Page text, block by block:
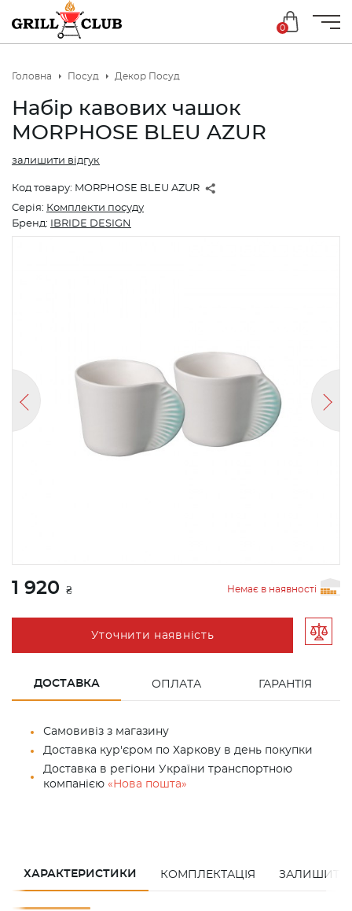
0
Головна Посуд Декор Посуд
Набір кавових чашок
MORPHOSE BLEU AZUR
Код товару: MORPHOSE BLEU AZUR
залишити відгук
Бренд: IBRIDE DESIGN
Серія: Комплекти посуду
1 920 ₴ Немає в наявності
Уточнити наявність
ДОСТАВКА ОПЛАТА ГАРАНТІЯ
Самовивіз з магазину
Доставка кур'єром по Харкову в день покупки
Доставка в регіони України транспортною
компанією «Нова пошта»
ХАРАКТЕРИСТИКИ КОМПЛЕКТАЦІЯ ЗАЛИШИТИ